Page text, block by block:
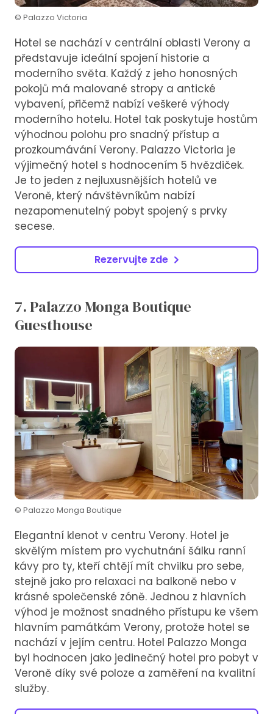
© Palazzo Victoria
Hotel se nachází v centrální oblasti Verony a
představuje ideální spojení historie a
moderního světa. Každý z jeho honosných
pokojů má malované stropy a antické
vybavení, přičemž nabízí veškeré výhody
moderního hotelu. Hotel tak poskytuje hostům
výhodnou polohu pro snadný přístup a
prozkoumávání Verony. Palazzo Victoria je
výjimečný hotel s hodnocením 5 hvězdiček.
Je to jeden z nejluxusnějších hotelů ve
Veroně, který návštěvníkům nabízí
nezapomenutelný pobyt spojený s prvky
secese.
Rezervujte zde
7. Palazzo Monga Boutique
Guesthouse
© Palazzo Monga Boutique
Elegantní klenot v centru Verony. Hotel je
skvělým místem pro vychutnání šálku ranní
kávy pro ty, kteří chtějí mít chvilku pro sebe,
stejně jako pro relaxaci na balkoně nebo v
krásné společenské zóně. Jednou z hlavních
výhod je možnost snadného přístupu ke všem
hlavním památkám Verony, protože hotel se
nachází v jejím centru. Hotel Palazzo Monga
byl hodnocen jako jedinečný hotel pro pobyt v
Veroně díky své poloze a zaměření na kvalitní
služby.